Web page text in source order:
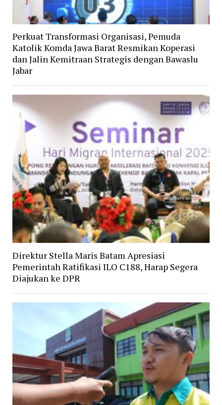
Perkuat Transformasi Organisasi, Pemuda
Katolik Komda Jawa Barat Resmikan Koperasi
dan Jalin Kemitraan Strategis dengan Bawaslu
Jabar
Direktur Stella Maris Batam Apresiasi
Pemerintah Ratifikasi ILO C188, Harap Segera
Diajukan ke DPR